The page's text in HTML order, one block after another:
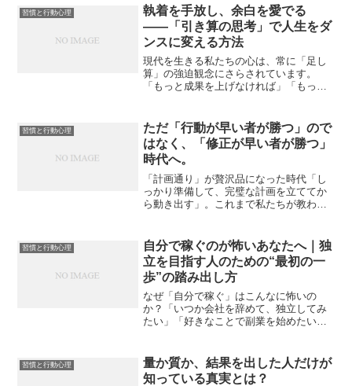
一度貧困の「一線」を越えてしまうと、
再起するために最も必要な...
習慣と行動心理
執着を手放し、余白を愛でる
――「引き算の思考」で人生をダ
ンスに変える方法
現代を生きる私たちの心は、常に「足し
算」の強迫観念にさらされています。
「もっと成果を上げなければ」「もっと
は、私たちを「ラットレース」へと駆り
立て、いつの間にか「今この...
習慣と行動心理
ただ「行動が早い者が勝つ」ので
はなく、「修正が早い者が勝つ」
時代へ。
「計画通り」が贅沢品になった時代「し
っかり準備して、完璧な計画を立ててか
ら動き出す」。これまで私たちが教わっ
揚々と立てたプランが、昼のニュース一
本で台無しになる。SNS...
習慣と行動心理
自分で稼ぐのが怖いあなたへ｜独
立を目指す人のための“最初の一
歩”の踏み出し方
なぜ「自分で稼ぐ」はこんなに怖いの
か？「いつか会社を辞めて、独立してみ
たい」「好きなことで副業を始めたい」
不足のせいではありません。本当の理由
は――「失敗したらどうしよ...
習慣と行動心理
量か質か、結果を出した人だけが
知っている真実とは？